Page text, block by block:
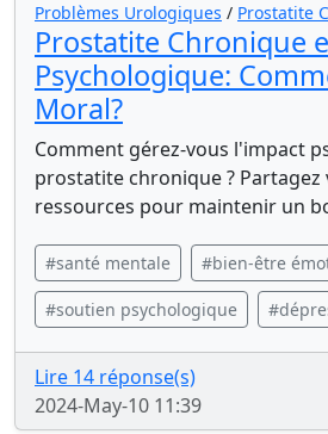
Problèmes Urologiques / Prostatite
Prostatite Chronique
Psychologique:
Moral?
Comment gérez-vous l'impact
prostatite chronique ?
ressources pour maintenir un
#santé mentale #bien-être
#soutien psychologique
Lire 14 réponse(s)
2024-May-10 11:39